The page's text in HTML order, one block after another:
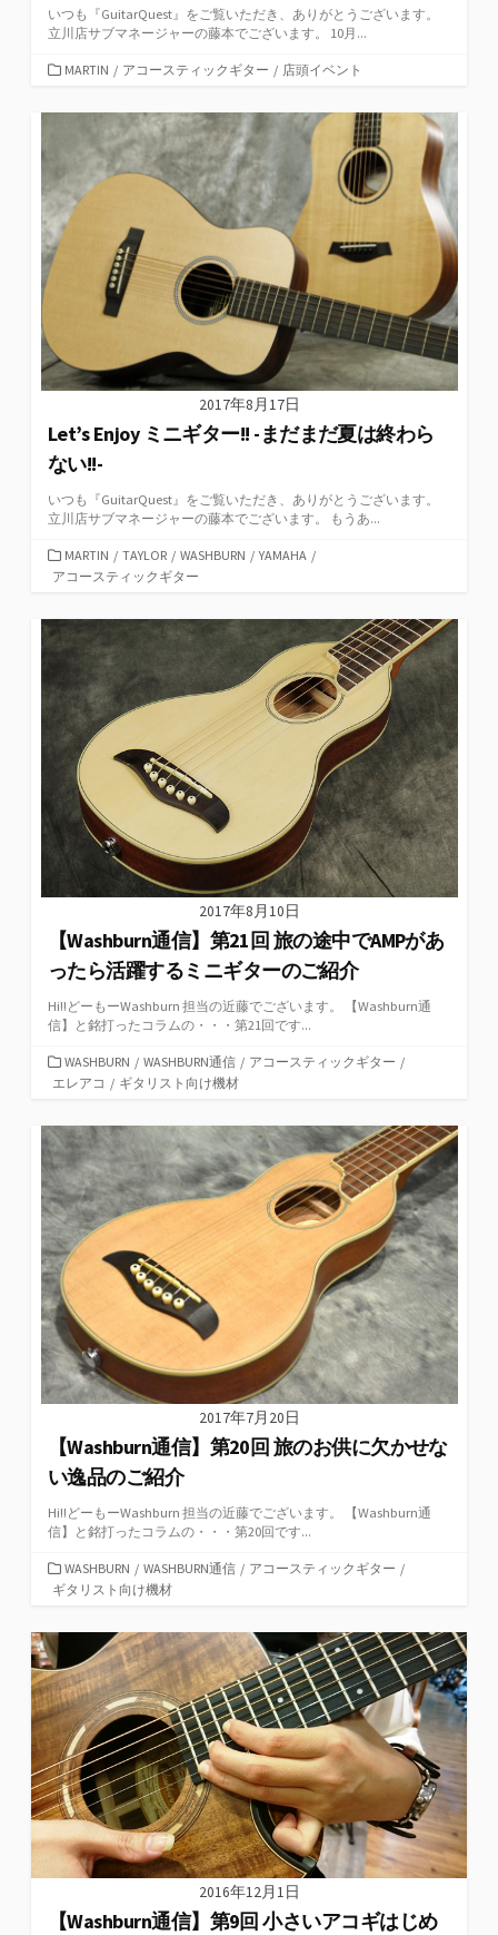
いつも『GuitarQuest』をご覧いただき、ありがとうございます。
立川店サブマネージャーの藤本でございます。 10月...
カ
ゴ
MARTIN / アコースティックギター / 店頭イベント
2017年8月17日
Let’s Enjoy ミニギター!! -まだまだ夏は終わら
ない!!-
いつも『GuitarQuest』をご覧いただき、ありがとうございます。
立川店サブマネージャーの藤本でございます。 もうあ...
カ
テ
リ
MARTIN / TAYLOR / WASHBURN / YAMAHA /
アコースティックギター
2017年8月10日
【Washburn通信】第21回 旅の途中でAMPがあ
ったら活躍するミニギターのご紹介
Hi!!どーもーWashburn 担当の近藤でございます。 【Washburn通
信】と銘打ったコラムの・・・第21回です...
カ
テ
リ
ー
WASHBURN / WASHBURN通信 / アコースティックギター /
エレアコ / ギタリスト向け機材
2017年7月20日
【Washburn通信】第20回 旅のお供に欠かせな
い逸品のご紹介
Hi!!どーもーWashburn 担当の近藤でございます。 【Washburn通
信】と銘打ったコラムの・・・第20回です...
カ
テ
リ
WASHBURN / WASHBURN通信 / アコースティックギター /
ギタリスト向け機材
2016年12月1日
【Washburn通信】第9回 小さいアコギはじめ